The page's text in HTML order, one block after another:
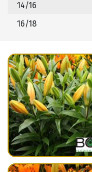
14/16
16/18